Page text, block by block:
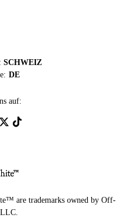
SCHWEIZ
DE
auf:
are trademarks owned by Off-